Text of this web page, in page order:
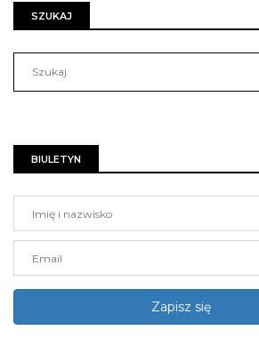
SZUKAJ
BIULETYN